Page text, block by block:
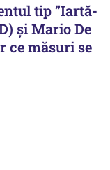
tip ”Iartă-
și Mario De
ce măsuri se